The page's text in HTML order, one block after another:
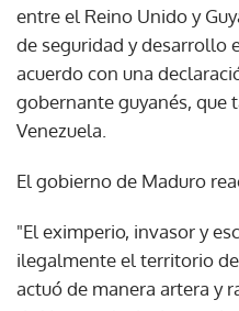
entre el Reino Unido y
de seguridad y desarrollo
acuerdo con una
gobernante guyanés, que
Venezuela.
El gobierno de Maduro
"El eximperio, invasor y
ilegalmente el territorio
actuó de manera artera y